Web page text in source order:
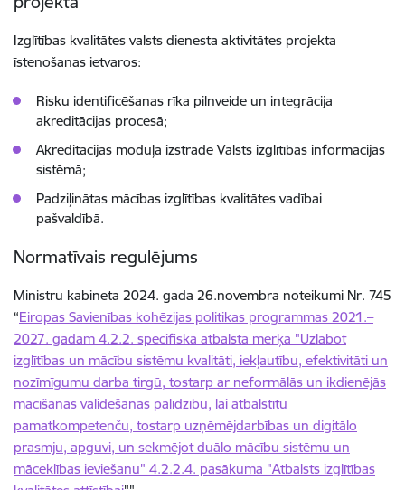
Izglītības kvalitātes valsts dienesta aktivitātes projekta
īstenošanas ietvaros:
Risku identificēšanas rīka pilnveide un integrācija
akreditācijas procesā;
Akreditācijas moduļa izstrāde Valsts izglītības informācijas
sistēmā;
Padziļinātas mācības izglītības kvalitātes vadībai
pašvaldībā.
Normatīvais regulējums
Ministru kabineta 2024. gada 26.novembra noteikumi Nr. 745
“Eiropas Savienības kohēzijas politikas programmas 2021.–
2027. gadam 4.2.2. specifiskā atbalsta mērķa "Uzlabot
izglītības un mācību sistēmu kvalitāti, iekļautību, efektivitāti un
nozīmīgumu darba tirgū, tostarp ar neformālās un ikdienējās
mācīšanās validēšanas palīdzību, lai atbalstītu
pamatkompetenču, tostarp uzņēmējdarbības un digitālo
prasmju, apguvi, un sekmējot duālo mācību sistēmu un
māceklības ieviešanu" 4.2.2.4. pasākuma "Atbalsts izglītības